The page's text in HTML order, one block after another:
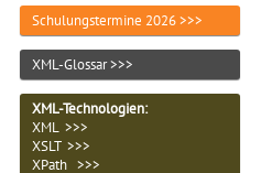
Schulungstermine 2026 >>>
XML-Glossar >>>
XML-Technologien:
XML >>>
XSLT >>>
XPath >>>